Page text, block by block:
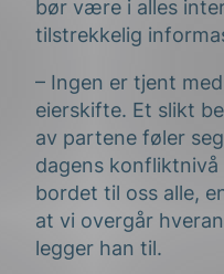
bør være i alles
tilstrekkelig
– Ingen er tjent
eierskifte. Et slikt
av partene føler
dagens
bordet til oss alle,
at vi overgår
legger han til.